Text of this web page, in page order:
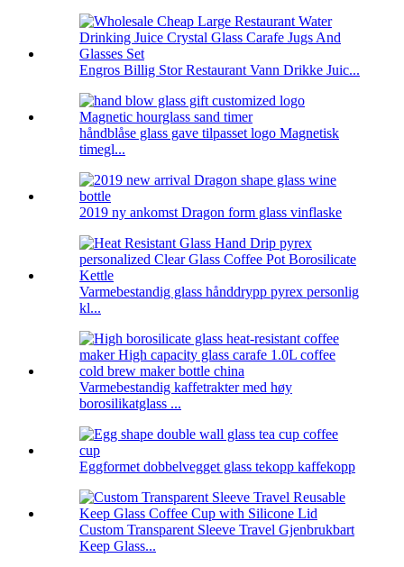
Engros Billig Stor Restaurant Vann Drikke Juic...
håndblåse glass gave tilpasset logo Magnetisk
timegl...
2019 ny ankomst Dragon form glass vinflaske
Varmebestandig glass hånddrypp pyrex personlig
kl...
Varmebestandig kaffetrakter med høy
borosilikatglass ...
Eggformet dobbelvegget glass tekopp kaffekopp
Custom Transparent Sleeve Travel Gjenbrukbart
Keep Glass...